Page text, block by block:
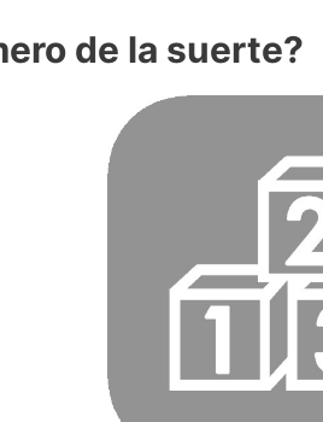
de la suerte?